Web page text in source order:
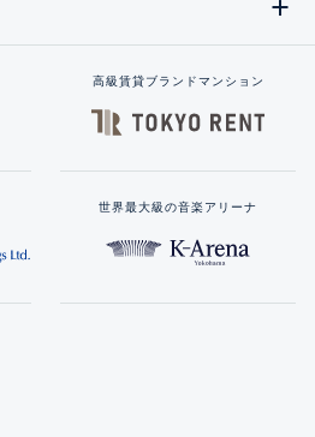
高級賃貸ブランドマンション
世界最大級の音楽アリーナ